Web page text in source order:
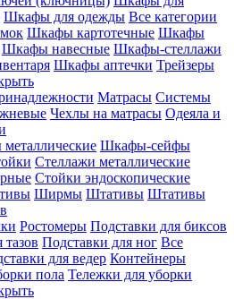
Шкафы для одежды Все категории
Шкафы картотечные Шкафы
Шкафы навесные Шкафы-стеллажи
Шкафы аптечки Трейзеры
Матрасы Системы
Чехлы на матрасы Одеяла и
Шкафы-сейфы
Стеллажи металлические
Стойки эндоскопические
Ширмы Штативы Штативы
Ростомеры Подставки для биксов
Подставки для ног Все
для ведер Контейнеры
пола Тележки для уборки